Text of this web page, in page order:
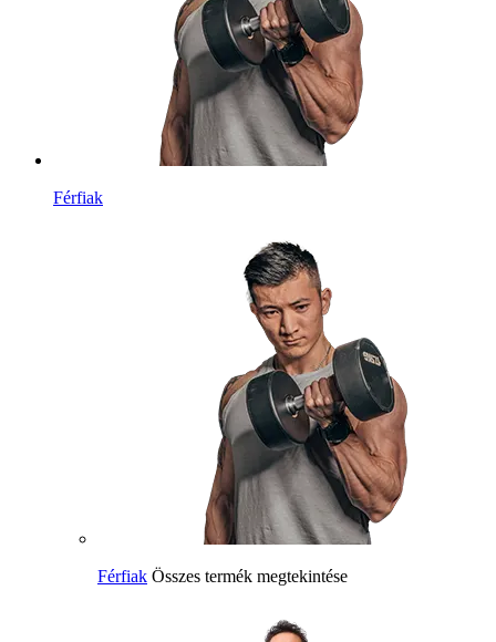
Férfiak
Férfiak Összes termék megtekintése